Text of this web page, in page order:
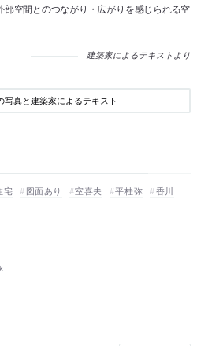
部空間とのつながり・広がりを感じられる空
建築家によるテキストより
写真と建築家によるテキスト
宅 図面あり 室喜夫 平桂弥
香川